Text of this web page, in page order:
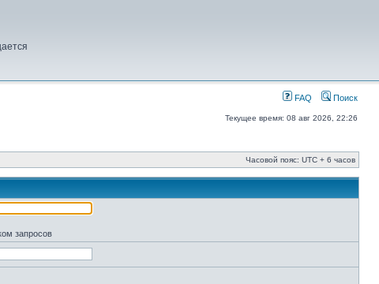
FAQ Поиск
Текущее время: 08 авг 2026, 22:26
Часовой пояс: UTC + 6 часов
запросов